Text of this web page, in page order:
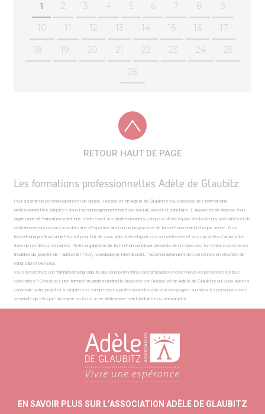
1 2 3 4 5 6 7 8 9
10 11 12 13 14 15 16 17
18 19 20 21 22 23 24 25
26
RETOUR HAUT DE PAGE
Les formations professionnelles Adèle de Glaubitz
Pour garantir un accompagnement de qualité, l’Association Adèle de Glaubitz vous propose desformations
professionnelles adaptées dans l’accompagnement médico-social, social et sanitaire . L’Association dispose d’un
organisme de formation continue s’adressant auxprofessionnels, composé d’une équipe d’éducateurs spécialisés et de
praticiens reconnus dans leur domaine d’expertise ainsi qu’un programme deformations enrichi chaque année. Nos
formations professionnelles ont pour but de vous aider à développer vos compétences et vos capacités d’adaptation
dans de nombreux domaines. Notreorganisme de formation continueprésente de nombreuses formations comme les
troubles du spectre de l’autisme (TSA), lapédagogie Montessori, l’accompagnement des personnes en situation de
handicapet bien plus.
Vous recherchez uneformation pour adulte qui vous permettra d’accompagner encore mieux les personnes les plus
vulnérables ? Choisissez uneformation professionnelle proposée par l’Association Adèle de Glaubitzqui vous aidera à
construire votre projet et à adapter vos compétences professionnelles afin d’accompagner au mieux les personnes avec
unhandicap tels que l’autisme ou toute autre déficience intellectuelleou sensorielle
EN SAVOIR PLUS SUR L’ASSOCIATION ADÈLE DE GLAUBITZ